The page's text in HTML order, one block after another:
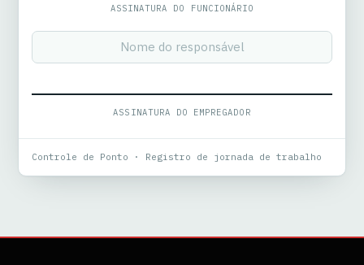
ASSINATURA DO FUNCIONÁRIO
ASSINATURA DO EMPREGADOR
Controle de Ponto · Registro de jornada de trabalho